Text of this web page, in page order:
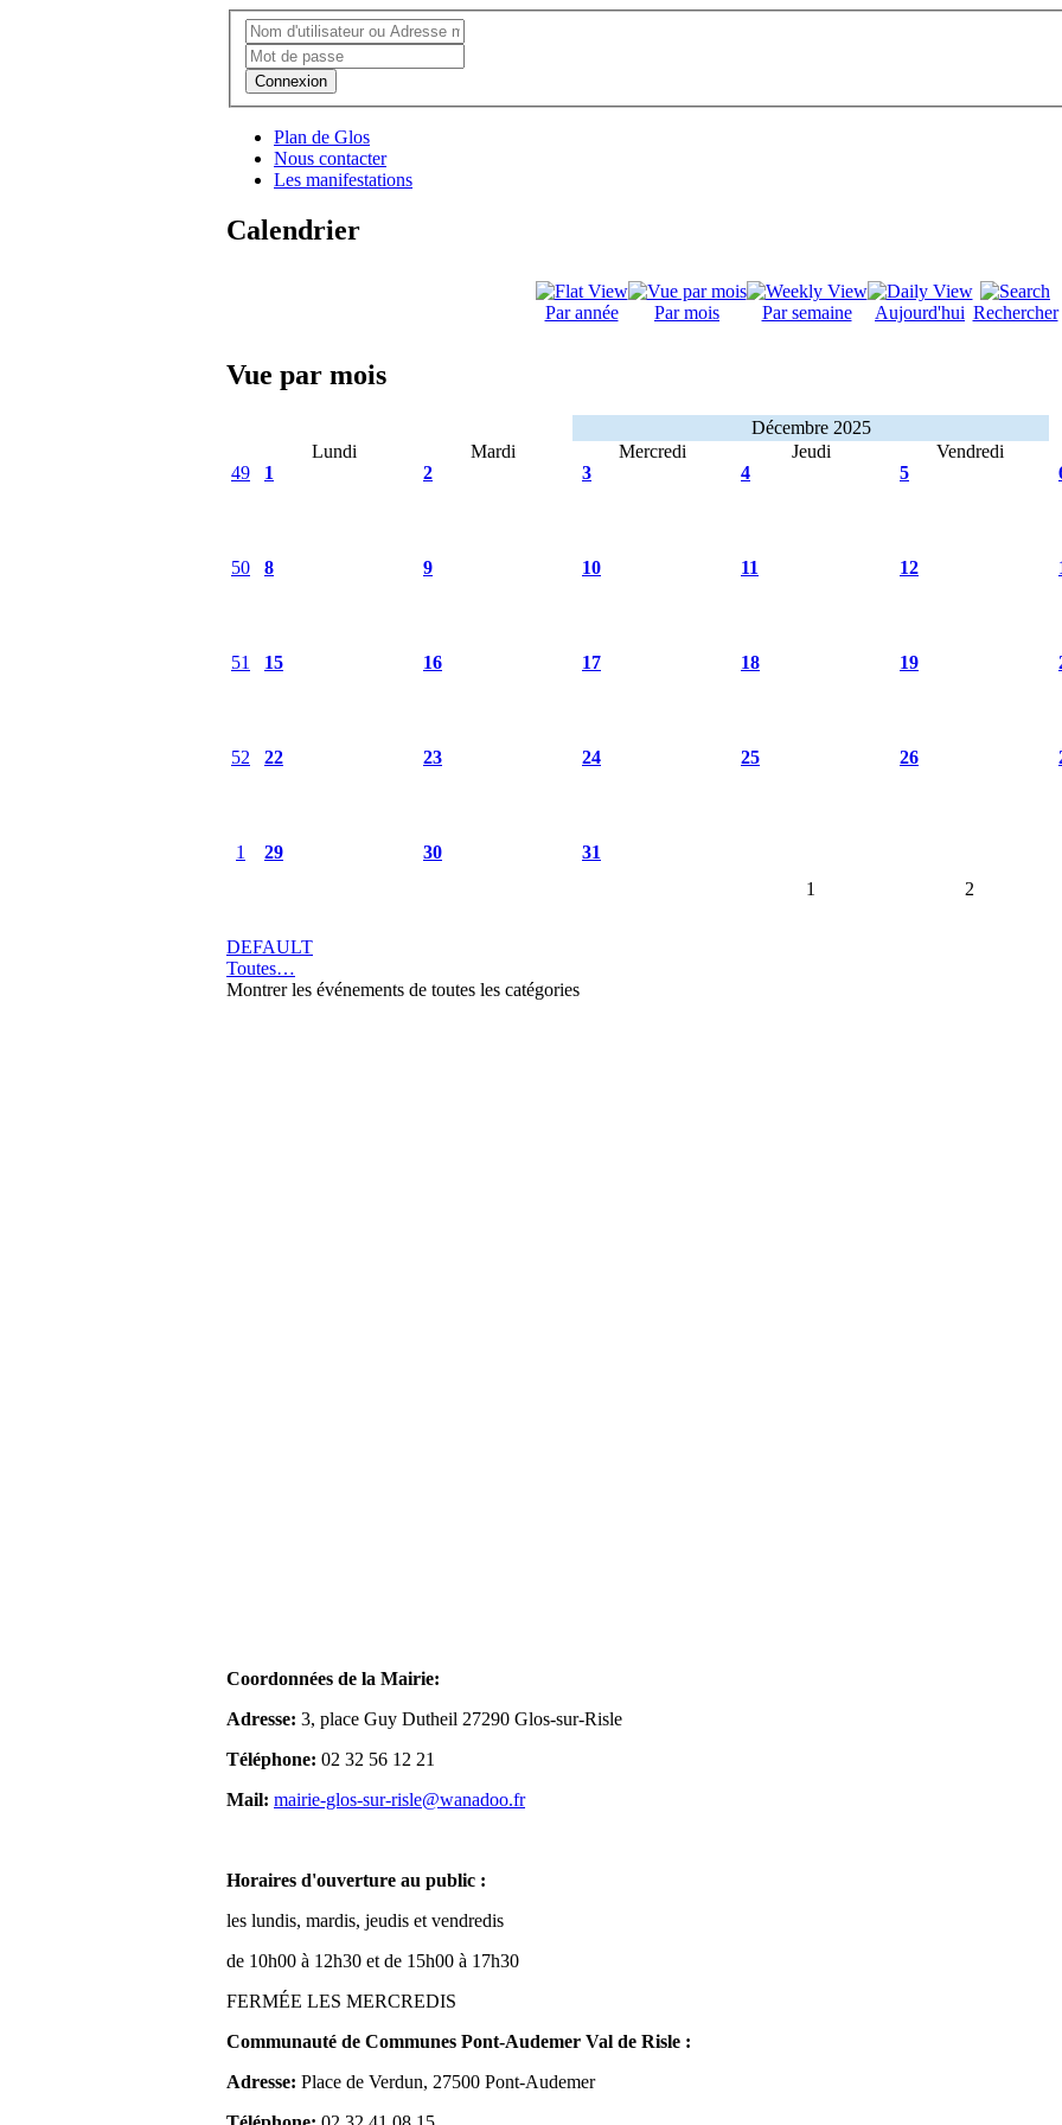
Connexion
Plan de Glos
Nous contacter
Les manifestations
Calendrier
Par année Par mois Par semaine Aujourd'hui Rechercher
Vue par mois
Décembre 2025
Lundi
Mardi Mercredi Jeudi Vendredi
49
1 2 3 4 5
50 8 9 10 11 12
51 15 16 17 18 19
52 22 23 24 25 26
1 29 30
31
1
2
DEFAULT
Toutes…
Montrer les événements de toutes les catégories
Coordonnées de la Mairie:
Adresse: 3, place Guy Dutheil 27290 Glos-sur-Risle
Téléphone: 02 32 56 12 21
Mail: mairie-glos-sur-risle@wanadoo.fr
Horaires d'ouverture au public :
les lundis, mardis, jeudis et vendredis
de 10h00 à 12h30 et de 15h00 à 17h30
FERMÉE LES MERCREDIS
Communauté de Communes Pont-Audemer Val de Risle :
Adresse: Place de Verdun, 27500 Pont-Audemer